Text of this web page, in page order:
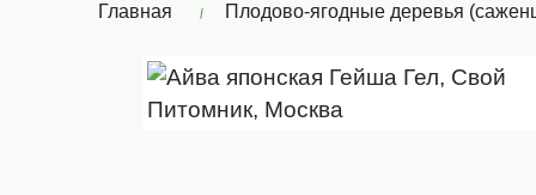
Главная Плодово-ягодные деревья